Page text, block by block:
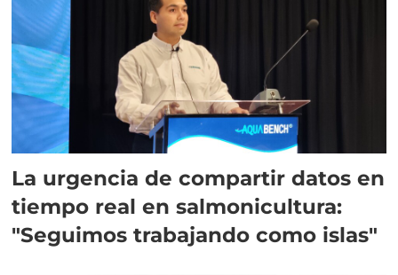
La urgencia de compartir datos en
tiempo real en salmonicultura:
"Seguimos trabajando como islas"